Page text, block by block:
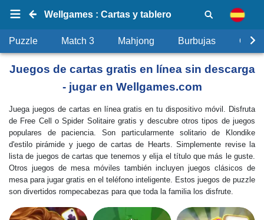
Juegos de cartas gratis en línea sin descarga
- jugar en Wellgames.com
Juega juegos de cartas en línea gratis en tu dispositivo móvil. Disfruta
de Free Cell o Spider Solitaire gratis y descubre otros tipos de juegos
populares de paciencia. Son particularmente solitario de Klondike
d'estilo pirámide y juego de cartas de Hearts. Simplemente revise la
lista de juegos de cartas que tenemos y elija el título que más le guste.
Otros juegos de mesa móviles también incluyen juegos clásicos de
mesa para jugar gratis en el teléfono inteligente. Estos juegos de puzzle
son divertidos rompecabezas para que toda la familia los disfrute.
Wellgames : Cartas y tablero
Puzzle Match 3 Mahjong Burbujas